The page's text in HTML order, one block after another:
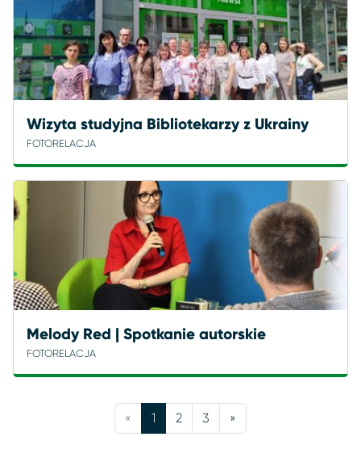
Wizyta studyjna Bibliotekarzy z Ukrainy
FOTORELACJA
Melody Red | Spotkanie autorskie
FOTORELACJA
« 1 2 3 »